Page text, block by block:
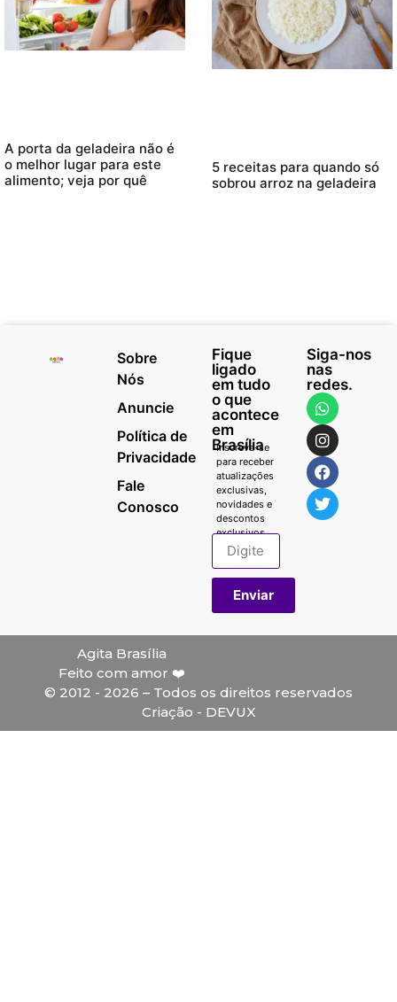
A porta da geladeira não é
o melhor lugar para este
alimento; veja por quê
5 receitas para quando só
sobrou arroz na geladeira
Sobre
Nós
Anuncie
Política de
Privacidade
Fale
Conosco
Fique
ligado
em tudo
o que
acontece
em
Brasília
Inscreva-se
para receber
atualizações
exclusivas,
novidades e
descontos
exclusivos.
Enviar
Siga-nos
nas
redes.
Agita Brasília
Feito com amor ❤️
© 2012 - 2026 – Todos os direitos reservados
Criação - DEVUX